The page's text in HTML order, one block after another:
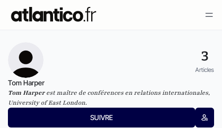
3
Articles
Tom Harper
Tom Harperest maître de conférences en relations internationales,
University of East London.
SUIVRE